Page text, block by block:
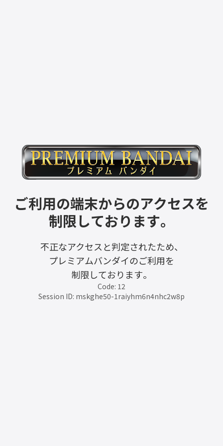
ご利用の端末からのアクセスを
制限しております。
不正なアクセスと判定されたため、
プレミアムバンダイのご利用を
制限しております。
Code: 12
Session ID: mskghe50-1raiyhm6n4nhc2w8p